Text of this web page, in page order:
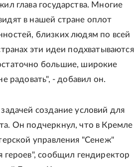
глава государства. Многие
в нашей стране оплот
близких людям по всей
эти идеи подхватываются
большие, широкие
радовать", - добавил он.
создание условий для
Он подчеркнул, что в Кремле
управления "Сенеж"
героев", сообщил гендиректор